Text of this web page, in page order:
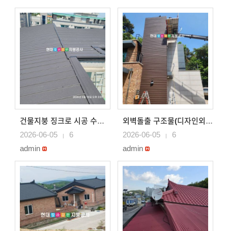
건물지붕 징크로 시공 수원지붕공사
2026-06-05 |
6
admin
외벽돌출 구조물(디자인외벽) 징크시공
2026-06-05 |
6
admin